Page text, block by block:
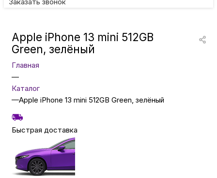
Заказать звонок
Умные кольца
Туризм и отдых
Apple iPhone 13 mini 512GB
Green, зелёный
Главная
—
Каталог
—Apple iPhone 13 mini 512GB Green, зелёный
Быстрая доставка